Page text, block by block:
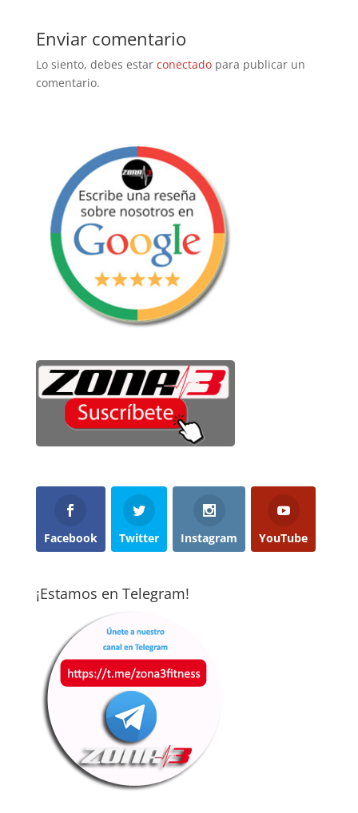
Enviar comentario
Lo siento, debes estar conectadopara publicar un
comentario.
Facebook Twitter Instagram YouTube
¡Estamos en Telegram!